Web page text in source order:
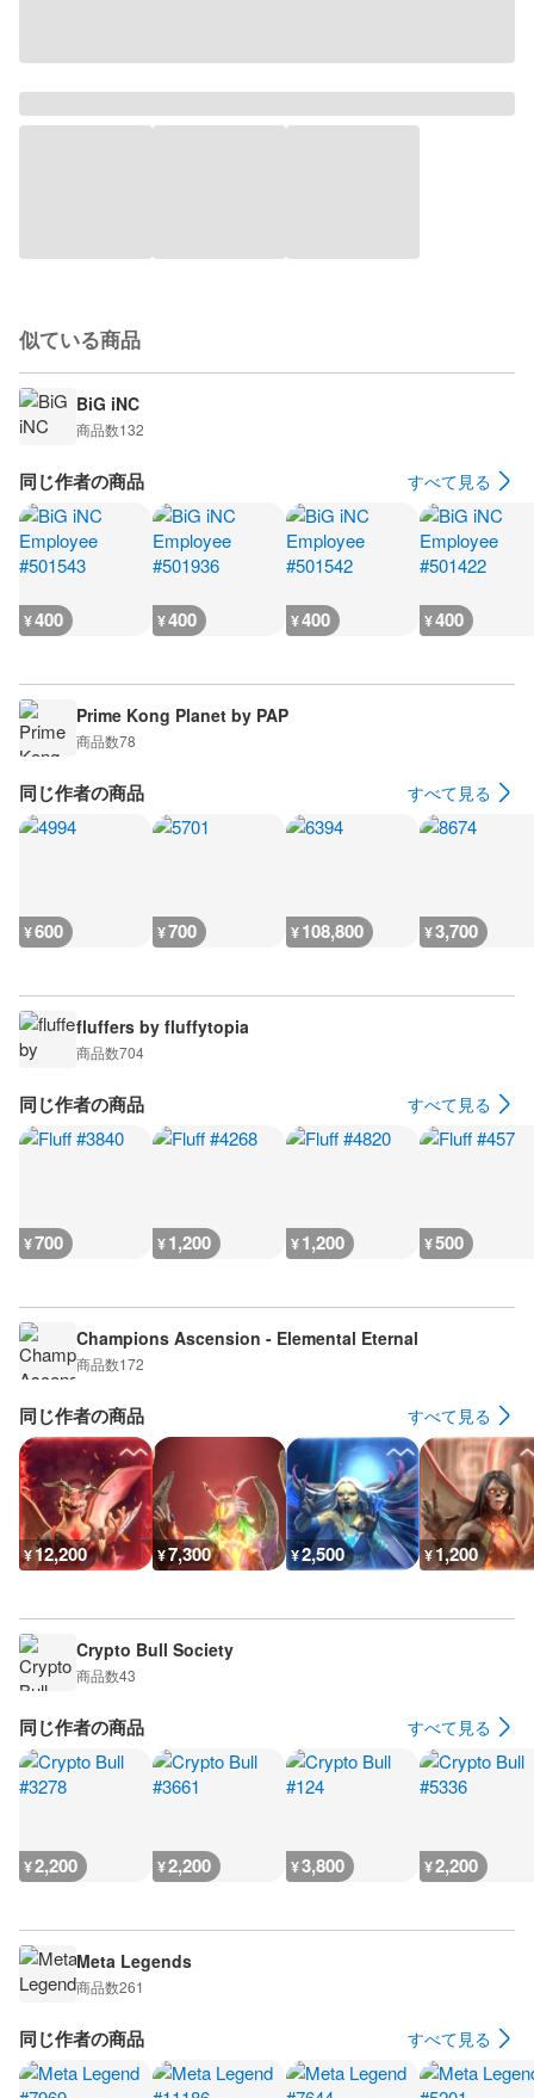
似ている商品
BiG iNC
商品数132
同じ作者の商品 すべて見る
¥400 ¥400 ¥400 ¥400
Prime Kong Planet by PAP
商品数78
同じ作者の商品 すべて見る
¥600 ¥700 ¥108,800 ¥3,700
fluffers by fluffytopia
商品数704
同じ作者の商品 すべて見る
¥700 ¥1,200 ¥1,200 ¥500
Champions Ascension - Elemental Eternal
商品数172
同じ作者の商品 すべて見る
¥12,200 ¥7,300 ¥2,500 ¥1,200
Crypto Bull Society
商品数43
同じ作者の商品 すべて見る
¥2,200 ¥2,200 ¥3,800 ¥2,200
Meta Legends
商品数261
同じ作者の商品 すべて見る